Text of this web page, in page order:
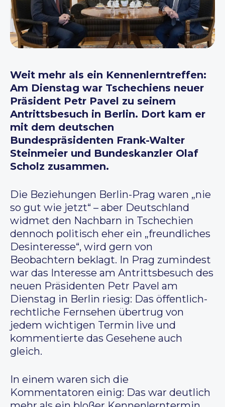
Weit mehr als ein Kennenlerntreffen:
Am Dienstag war Tschechiens neuer
Präsident Petr Pavel zu seinem
Antrittsbesuch in Berlin. Dort kam er
mit dem deutschen
Bundespräsidenten Frank-Walter
Steinmeier und Bundeskanzler Olaf
Scholz zusammen.
Die Beziehungen Berlin-Prag waren „nie
so gut wie jetzt“ – aber Deutschland
widmet den Nachbarn in Tschechien
dennoch politisch eher ein „freundliches
Desinteresse“, wird gern von
Beobachtern beklagt. In Prag zumindest
war das Interesse am Antrittsbesuch des
neuen Präsidenten Petr Pavel am
Dienstag in Berlin riesig: Das öffentlich-
rechtliche Fernsehen übertrug von
jedem wichtigen Termin live und
kommentierte das Gesehene auch
gleich.
In einem waren sich die
Kommentatoren einig: Das war deutlich